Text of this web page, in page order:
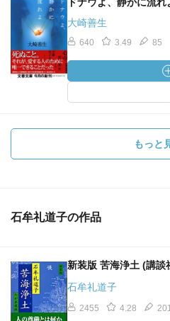
大崎善生
640 3.49 85
もっと
石牟礼道子の作品
新装版 苦海浄土 (講談
石牟礼道子
2455 4.28